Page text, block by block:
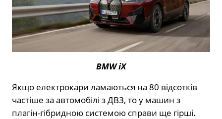
BMW iX
Якщо електрокари ламаються на 80 відсотків
частіше за автомобілі з ДВЗ, то у машин з
плагін-гібридною системою справи ще гірші.